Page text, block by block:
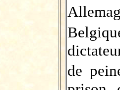
de